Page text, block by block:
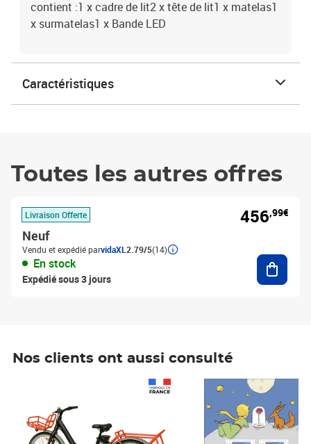
contient :1 x cadre de lit2 x tête de lit1 x matelas1
x surmatelas1 x Bande LED
Caractéristiques
Toutes les autres offres
Livraison Offerte
Neuf
Vendu et expédié parvidaXL 2.79/5(14)
En stock
Expédié sous 3 jours
456,99€
Nos clients ont aussi consulté
Prix 7,50€